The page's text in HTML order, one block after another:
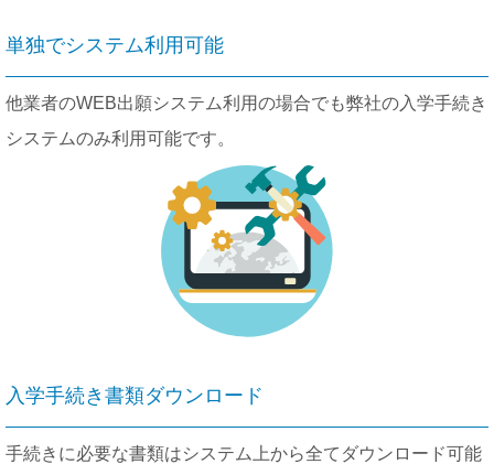
単独でシステム利用可能
他業者のWEB出願システム利用の場合でも弊社の入学手続き
システムのみ利用可能です。
入学手続き書類ダウンロード
手続きに必要な書類はシステム上から全てダウンロード可能